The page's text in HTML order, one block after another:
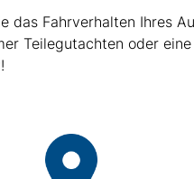
das Fahrverhalten Ihres
Teilegutachten oder